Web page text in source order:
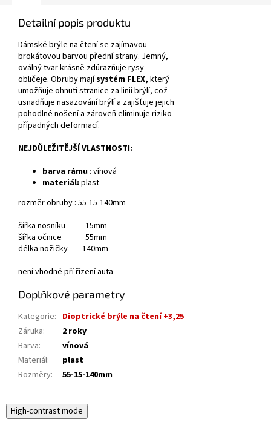
Detailní popis produktu
Dámské brýle na čtení se zajímavou
brokátovou barvou přední strany. Jemný,
oválný tvar krásně zdůrazňuje rysy
obličeje. Obruby majísystém FLEX, který
umožňuje ohnutí stranice za linii brýlí, což
usnadňuje nasazování brýlí a zajišťuje jejich
pohodlné nošení a zároveň eliminuje riziko
případných deformací.
NEJDŮLEŽITĚJŠÍ VLASTNOSTI:
barva rámu : vínová
materiál: plast
rozměr obruby : 55-15-140mm
šířka nosníku 15mm
šířka očnice 55mm
délka nožičky 140mm
není vhodné pří řízení auta
Doplňkové parametry
Kategorie: Dioptrické brýle na čtení +3,25
Záruka:
2 roky
Barva:
vínová
Materiál:
plast
Rozměry: 55-15-140mm
High-contrast mode